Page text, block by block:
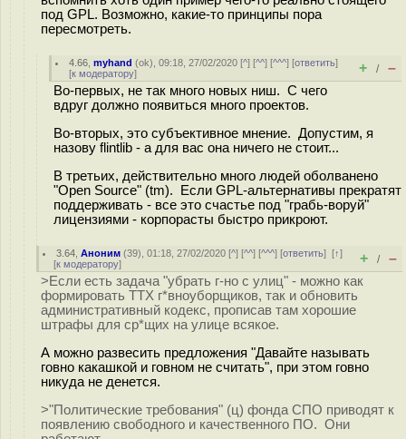
под GPL. Возможно, какие-то принципы пора
пересмотреть.
4.66 ,myhand (ok), 09:18, 27/02/2020 [^] [^^] [^^^] [ответить]
[к модератору] + / –
Во-первых, не так много новых ниш. С чего
вдруг должно появиться много проектов.
Во-вторых, это субъективное мнение. Допустим, я
назову flintlib - а для вас она ничего не стоит...
В третьих, действительно много людей оболванено
"Open Source" (tm). Если GPL-альтернативы прекратят
поддерживать - все это счастье под "грабь-воруй"
лицензиями - корпорасты быстро прикроют.
3.64 ,Аноним (39), 01:18, 27/02/2020 [^] [^^] [^^^] [ответить][↑]
[к модератору] + / –
>Если есть задача "убрать г-но с улиц" - можно как
формировать ТТХ г*вноуборщиков, так и обновить
административный кодекс, прописав там хорошие
штрафы для ср*щих на улице всякое.
А можно развесить предложения "Давайте называть
говно какашкой и говном не считать", при этом говно
никуда не денется.
>"Политические требования" (ц) фонда СПО приводят к
появлению свободного и качественного ПО. Они